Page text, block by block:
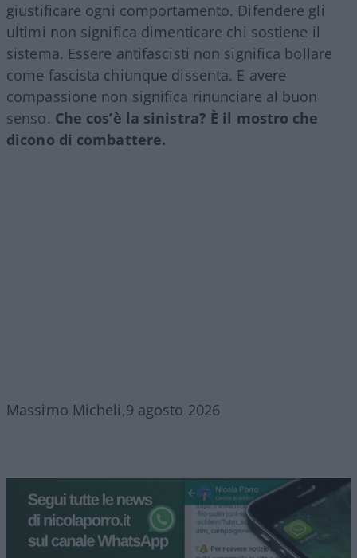
giustificare ogni comportamento. Difendere gli
ultimi non significa dimenticare chi sostiene il
sistema. Essere antifascisti non significa bollare
come fascista chiunque dissenta. E avere
compassione non significa rinunciare al buon
senso. Che cos’è la sinistra? È il mostro che
dicono di combattere.
Massimo Micheli,9 agosto 2026